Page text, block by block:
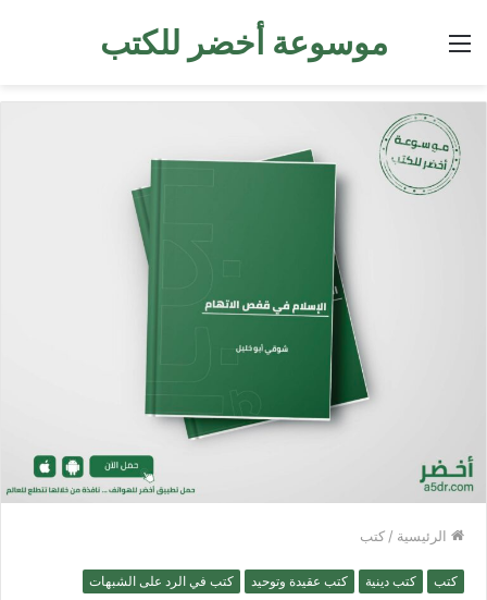
موسوعة أخضر للكتب القائمة
الرئيسية / كتب
كتب كتب دينية كتب عقيدة وتوحيد كتب في الرد على الشبهات